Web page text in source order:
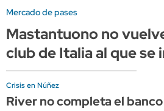
Mercado de pases
Mastantuono no
club de Italia al que se
Crisis en Núñez
River no completa el